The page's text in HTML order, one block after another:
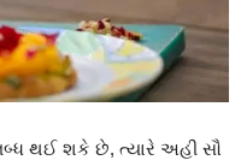
થઈ શકે છે, ત્યારે અહી સૌ